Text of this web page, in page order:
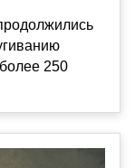
250